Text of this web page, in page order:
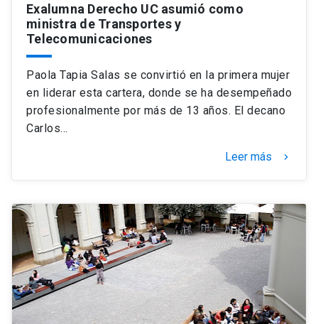
Exalumna Derecho UC asumió como
ministra de Transportes y
Telecomunicaciones
Paola Tapia Salas se convirtió en la primera mujer
en liderar esta cartera, donde se ha desempeñado
profesionalmente por más de 13 años. El decano
Carlos…
Leer más keyboard_arrow_right